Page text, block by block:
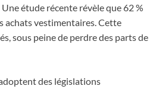
étude récente révèle que 62 %
achats vestimentaires. Cette
sous peine de perdre des parts de
des législations